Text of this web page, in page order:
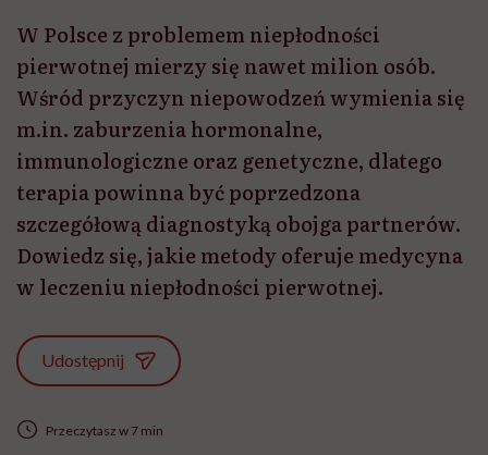
W Polsce z problemem niepłodności
pierwotnej mierzy się nawet milion osób.
Wśród przyczyn niepowodzeń wymienia się
m.in. zaburzenia hormonalne,
immunologiczne oraz genetyczne, dlatego
terapia powinna być poprzedzona
szczegółową diagnostyką obojga partnerów.
Dowiedz się, jakie metody oferuje medycyna
w leczeniu niepłodności pierwotnej.
Udostępnij
Przeczytasz w 7 min